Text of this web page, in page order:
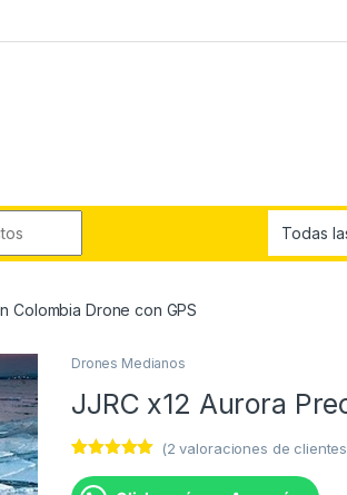
Colombia Drone con GPS
🔍
Drones Medianos
JJRC x12 Aurora
5.00de 5
(2 valoraciones de